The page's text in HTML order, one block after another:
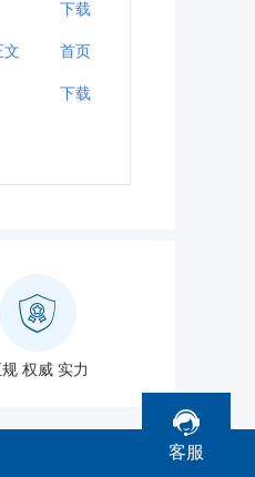
下载
首页
文
下载
规 权威 实力
客服